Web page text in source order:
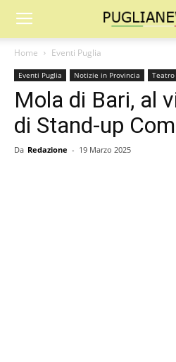
Home Eventi Puglia
Eventi Puglia Notizie in Provincia Teatro
Mola di Bari, al
di Stand-up
Da Redazione - 19 Marzo 2025